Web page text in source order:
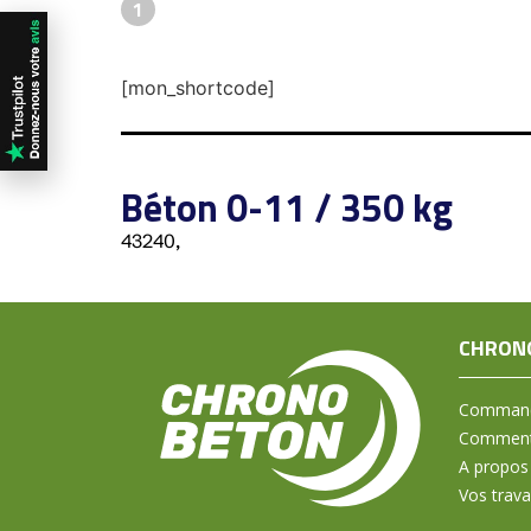
1
[mon_shortcode]
Béton 0-11 / 350 kg
43240,
A propos
Vos